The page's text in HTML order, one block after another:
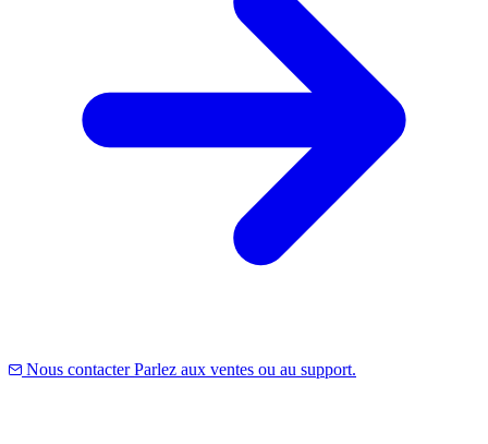
Nous contacter Parlez aux ventes ou au support.